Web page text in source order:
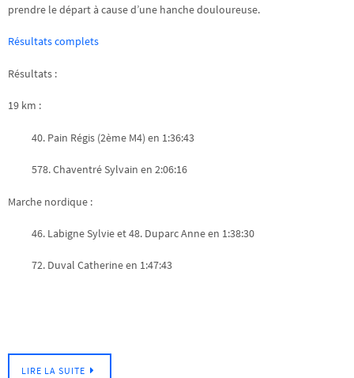
prendre le départ à cause d’une hanche douloureuse.
Résultats complets
Résultats :
19 km :
40. Pain Régis (2ème M4) en 1:36:43
578. Chaventré Sylvain en 2:06:16
Marche nordique :
46. Labigne Sylvie et 48. Duparc Anne en 1:38:30
72. Duval Catherine en 1:47:43
LIRE LA SUITE